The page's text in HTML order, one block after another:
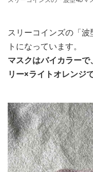
スリーコインズの「
トになっています。
マスクはバイカラー
リー×ライトオレンジで